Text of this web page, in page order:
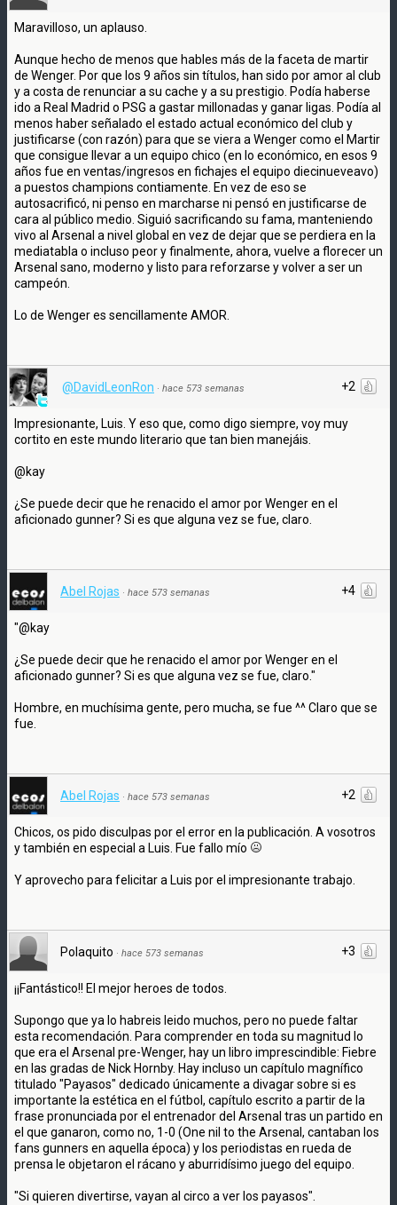
Maravilloso, un aplauso.
Aunque hecho de menos que hables más de la faceta de martir
de Wenger. Por que los 9 años sin títulos, han sido por amor al club
y a costa de renunciar a su cache y a su prestigio. Podía haberse
ido a Real Madrid o PSG a gastar millonadas y ganar ligas. Podía al
menos haber señalado el estado actual económico del club y
justificarse (con razón) para que se viera a Wenger como el Martir
que consigue llevar a un equipo chico (en lo económico, en esos 9
años fue en ventas/ingresos en fichajes el equipo diecinueveavo)
a puestos champions contiamente. En vez de eso se
autosacrificó, ni penso en marcharse ni pensó en justificarse de
cara al público medio. Siguió sacrificando su fama, manteniendo
vivo al Arsenal a nivel global en vez de dejar que se perdiera en la
mediatabla o incluso peor y finalmente, ahora, vuelve a florecer un
Arsenal sano, moderno y listo para reforzarse y volver a ser un
campeón.
Lo de Wenger es sencillamente AMOR.
+2
@DavidLeonRon · hace 573 semanas
Impresionante, Luis. Y eso que, como digo siempre, voy muy
cortito en este mundo literario que tan bien manejáis.
@kay
¿Se puede decir que he renacido el amor por Wenger en el
aficionado gunner? Si es que alguna vez se fue, claro.
+4
Abel Rojas · hace 573 semanas
"@kay
¿Se puede decir que he renacido el amor por Wenger en el
aficionado gunner? Si es que alguna vez se fue, claro."
Hombre, en muchísima gente, pero mucha, se fue ^^ Claro que se
fue.
+2
Abel Rojas · hace 573 semanas
Chicos, os pido disculpas por el error en la publicación. A vosotros
y también en especial a Luis. Fue fallo mío
Y aprovecho para felicitar a Luis por el impresionante trabajo.
+3
Polaquito · hace 573 semanas
¡¡Fantástico!! El mejor heroes de todos.
Supongo que ya lo habreis leido muchos, pero no puede faltar
esta recomendación. Para comprender en toda su magnitud lo
que era el Arsenal pre-Wenger, hay un libro imprescindible: Fiebre
en las gradas de Nick Hornby. Hay incluso un capítulo magnífico
titulado "Payasos" dedicado únicamente a divagar sobre si es
importante la estética en el fútbol, capítulo escrito a partir de la
frase pronunciada por el entrenador del Arsenal tras un partido en
el que ganaron, como no, 1-0 (One nil to the Arsenal, cantaban los
fans gunners en aquella época) y los periodistas en rueda de
prensa le objetaron el rácano y aburridísimo juego del equipo.
"Si quieren divertirse, vayan al circo a ver los payasos".